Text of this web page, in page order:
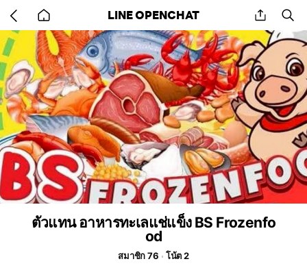
back
to
home
LINE OPENCHAT share
ตัวแทน อาหารทะเลแช่แข็ง BS Frozenfo
od
สมาชิก 76
โน้ต 2